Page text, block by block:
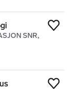
SNR,